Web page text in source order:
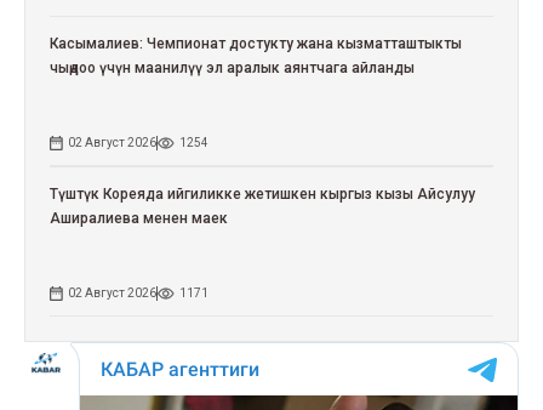
Касымалиев: Чемпионат достукту жана кызматташтыкты
чыңдоо үчүн маанилүү эл аралык аянтчага айланды
02 Август 2026 1254
Түштүк Кореяда ийгиликке жетишкен кыргыз кызы Айсулуу
Аширалиева менен маек
02 Август 2026 1171